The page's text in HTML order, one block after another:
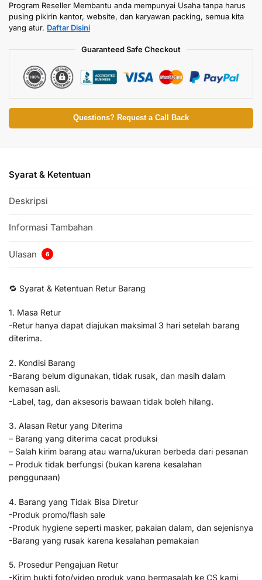
Program Reseller Membantu anda mempunyai Usaha tanpa harus
pusing pikirin kantor, website, dan karyawan packing, semua kita
yang atur. Daftar Disini
Guaranteed Safe Checkout
Questions? Request a Call Back
Syarat & Ketentuan
Deskripsi
Informasi Tambahan
Ulasan 6
🔁 Syarat & Ketentuan Retur Barang
1. Masa Retur
-Retur hanya dapat diajukan maksimal 3 hari setelah barang
diterima.
2. Kondisi Barang
-Barang belum digunakan, tidak rusak, dan masih dalam
kemasan asli.
-Label, tag, dan aksesoris bawaan tidak boleh hilang.
3. Alasan Retur yang Diterima
– Barang yang diterima cacat produksi
– Salah kirim barang atau warna/ukuran berbeda dari pesanan
– Produk tidak berfungsi (bukan karena kesalahan
penggunaan)
4. Barang yang Tidak Bisa Diretur
-Produk promo/flash sale
-Produk hygiene seperti masker, pakaian dalam, dan sejenisnya
-Barang yang rusak karena kesalahan pemakaian
5. Prosedur Pengajuan Retur
-Kirim bukti foto/video produk yang bermasalah ke CS kami